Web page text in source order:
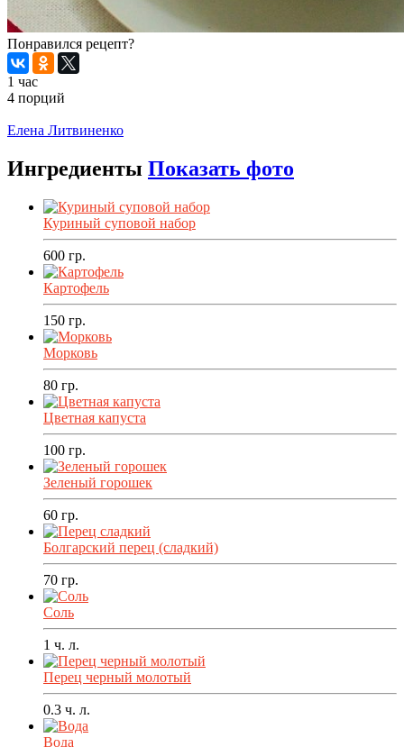
Понравился рецепт?
1 час
4 порций
Елена Литвиненко
Ингредиенты Показать фото
Куриный суповой набор
600 гр.
Картофель
150 гр.
Морковь
80 гр.
Цветная капуста
100 гр.
Зеленый горошек
60 гр.
Болгарский перец (сладкий)
70 гр.
Соль
1 ч. л.
Перец черный молотый
0.3 ч. л.
Вода